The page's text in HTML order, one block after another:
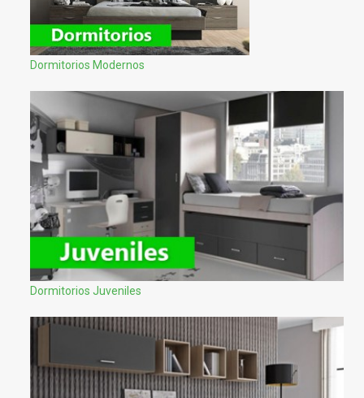
Dormitorios Modernos
Dormitorios Juveniles